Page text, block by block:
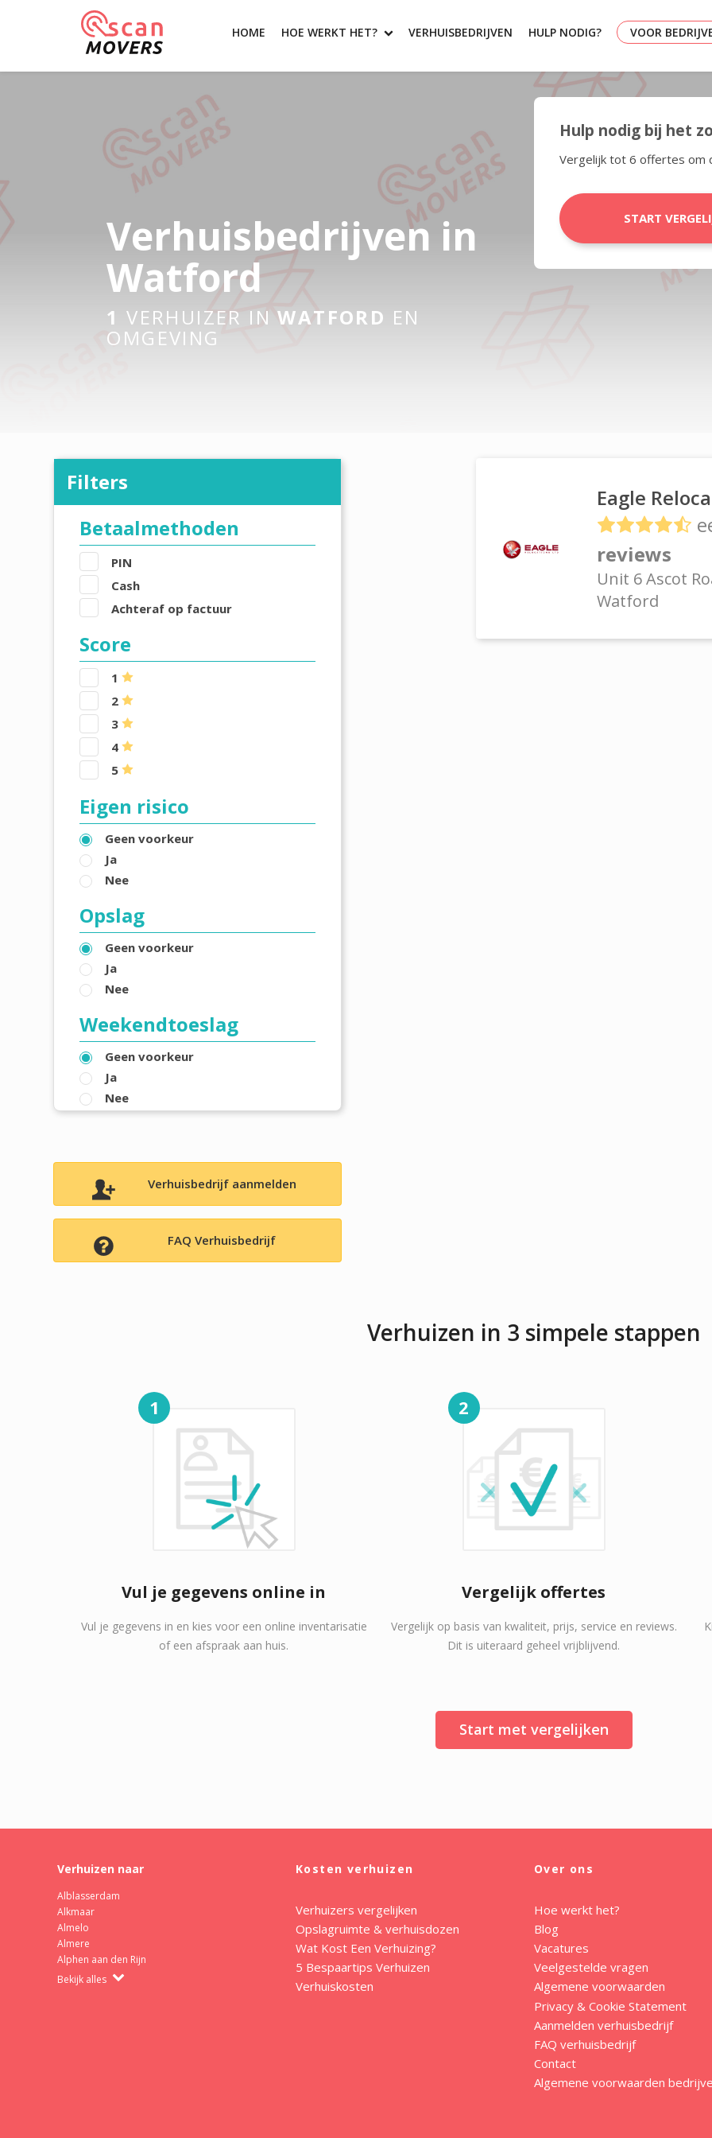
HOME HOE WERKT HET? VERHUISBEDRIJVEN HULP NODIG? VOOR
Verhuisbedrijven in
Watford
1 VERHUIZER INWATFORD EN
OMGEVING
Hulp nodig bij het
Vergelijk tot 6 offertes om
START
Filters
Betaalmethoden
PIN
Cash
Achteraf op factuur
Score
1
2
3
4
5
Eigen risico
Geen voorkeur
Ja
Nee
Opslag
Geen voorkeur
Ja
Nee
Weekendtoeslag
Geen voorkeur
Ja
Nee
Verhuisbedrijf aanmelden
FAQ Verhuisbedrijf
Eagle
reviews
Unit 6 Ascot
Watford
Verhuizen in 3 simpele stappen
1
Vul je gegevens online in
Vul je gegevens in en kies voor een online inventarisatie
of een afspraak aan huis.
2
Vergelijk offertes
Vergelijk op basis van kwaliteit, prijs, service en reviews.
Dit is uiteraard geheel vrijblijvend.
Start met vergelijken
Verhuizen naar
Alblasserdam
Alkmaar
Almelo
Almere
Alphen aan den Rijn
Bekijk alles
Kosten verhuizen
Verhuizers vergelijken
Opslagruimte & verhuisdozen
Wat Kost Een Verhuizing?
5 Bespaartips Verhuizen
Verhuiskosten
Over ons
Hoe werkt het?
Blog
Vacatures
Veelgestelde vragen
Algemene voorwaarden
Privacy & Cookie Statement
Aanmelden verhuisbedrijf
FAQ verhuisbedrijf
Contact
Algemene voorwaarden